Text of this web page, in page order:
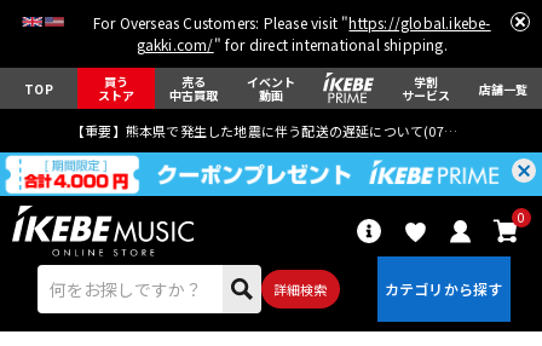
For Overseas Customers: Please visit "https://global.ikebe-
gakki.com/" for direct international shipping.
TOP 買う
ストア
売る
中古買取
イベント
動画
学割
サービス 店舗一覧
【重要】熊本県で発生した地震に伴う配送の遅延について(07月29日
詳細検索
0